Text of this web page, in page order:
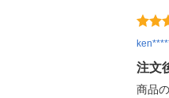
注文
商品